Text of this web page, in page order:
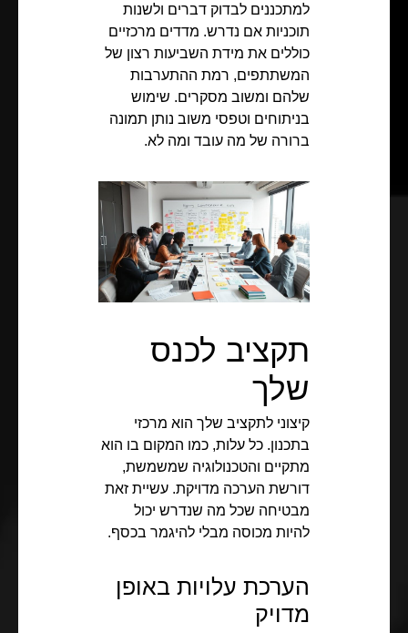
למתכננים לבדוק דברים ולשנות
תוכניות אם נדרש. מדדים מרכזיים
כוללים את מידת השביעות רצון של
המשתתפים, רמת ההתערבות
שלהם ומשוב מסקרים. שימוש
בניתוחים וטפסי משוב נותן תמונה
ברורה של מה עובד ומה לא.
תקציב לכנס
שלך
קיצוני לתקציב שלך הוא מרכזי
בתכנון. כל עלות, כמו המקום בו הוא
מתקיים והטכנולוגיה שמשמשת,
דורשת הערכה מדויקת. עשיית זאת
מבטיחה שכל מה שנדרש יכול
להיות מכוסה מבלי להיגמר בכסף.
הערכת עלויות באופן
מדויק